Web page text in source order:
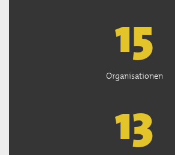
15
Organisationen
13